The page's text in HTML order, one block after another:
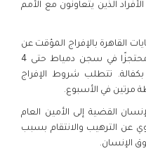
الذين يتعاونون مع الأمم
محكمة جنايات القاهرة بالإفراج المؤقت عن
عماشة. وعلى الرغم من ذلك ، ظل محتجزًا في سجن دمياط حتى 4
عنه بكفالة. تتطلب شروط الإفراج
مرتين في الأسبوع.
القضية إلى الأمين العام
عن الترهيب والانتقام بسبب
الإنسان.